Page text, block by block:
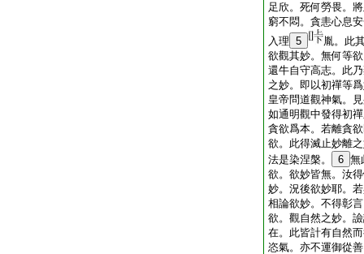
足欣。死何勞畏。
窮不悶。貪恚心息
入理 5
胤。此
欲觀其妙。無何等
還牛自守高志。此
之妙。即以初禪等
皇帝問道觀神氣。
如通明觀中發得初
貪欲爲本。若離貪
欲。此得滅止妙離
法是染涅槃。
6 無
欲。欲妙皆無。汝
妙。況後欲妙耶。
相論欲妙。不得彰
欲。觀自然之妙。
在。此皆計有自然
恣氣。亦不運御從